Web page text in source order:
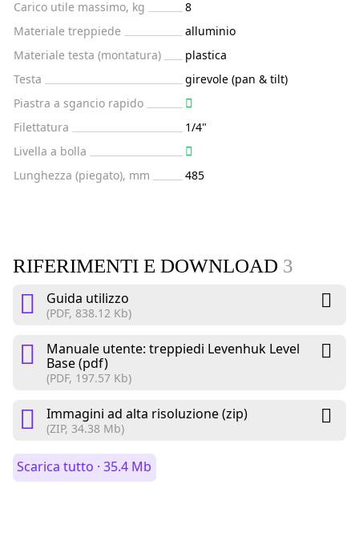
Carico utile massimo, kg
8
Materiale treppiede
alluminio
Materiale testa (montatura)
plastica
Testa
girevole (pan & tilt)
Piastra a sgancio rapido
Filettatura
1/4"
Livella a bolla
Lunghezza (piegato), mm
485
RIFERIMENTI E DOWNLOAD 3
Guida utilizzo
(PDF, 838.12 Kb)
Manuale utente: treppiedi Levenhuk Level
Base (pdf)
(PDF, 197.57 Kb)
Immagini ad alta risoluzione (zip)
(ZIP, 34.38 Mb)
Scarica tutto · 35.4 Mb